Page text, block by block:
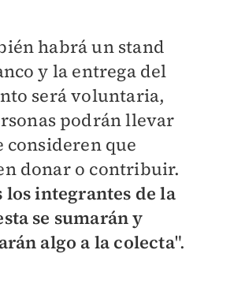
habrá un stand
y la entrega del
será voluntaria,
podrán llevar
consideren que
donar o contribuir.
los integrantes de la
se sumarán y
algo a la colecta".